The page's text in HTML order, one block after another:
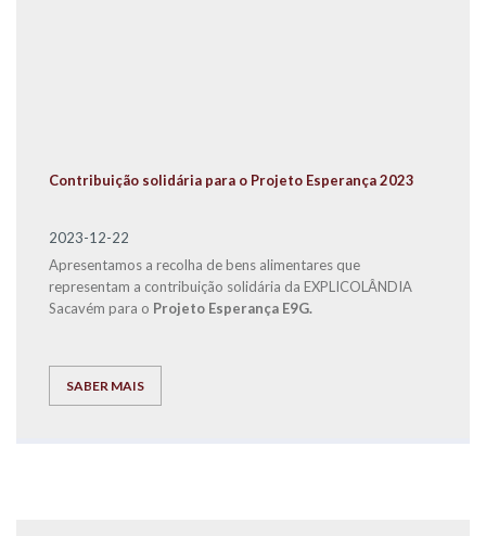
Contribuição solidária para o Projeto Esperança 2023
2023-12-22
Apresentamos a recolha de bens alimentares que
representam a contribuição solidária da EXPLICOLÂNDIA
Sacavém para o Projeto Esperança E9G.
SABER MAIS